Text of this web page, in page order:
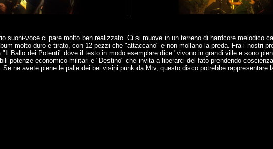
voce ci pare molto ben realizzato. Ci si muove in un terreno di hardcore melodico
molto duro e tirato, con 12 pezzi che "attaccano" e non mollano la preda. Fra i nostri
Ballo dei Potenti" dove il testo in modo esemplare dice "vivono in grandi ville e sono
potenze economico-militari e "Destino" che invita a liberarci del fato prendendo
ne avete piene le palle dei bei visini punk da Mtv, questo disco potrebbe rappresentare